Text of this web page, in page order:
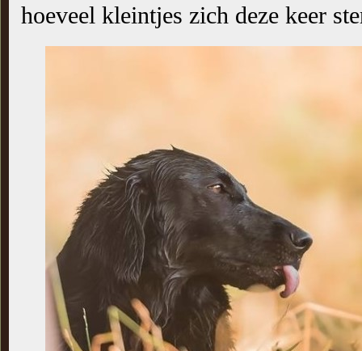
hoeveel kleintjes zich deze keer